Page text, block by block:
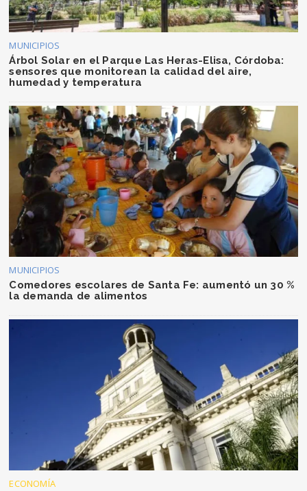
MUNICIPIOS
Árbol Solar en el Parque Las Heras-Elisa, Córdoba:
sensores que monitorean la calidad del aire,
humedad y temperatura
MUNICIPIOS
Comedores escolares de Santa Fe: aumentó un 30 %
la demanda de alimentos
ECONOMÍA